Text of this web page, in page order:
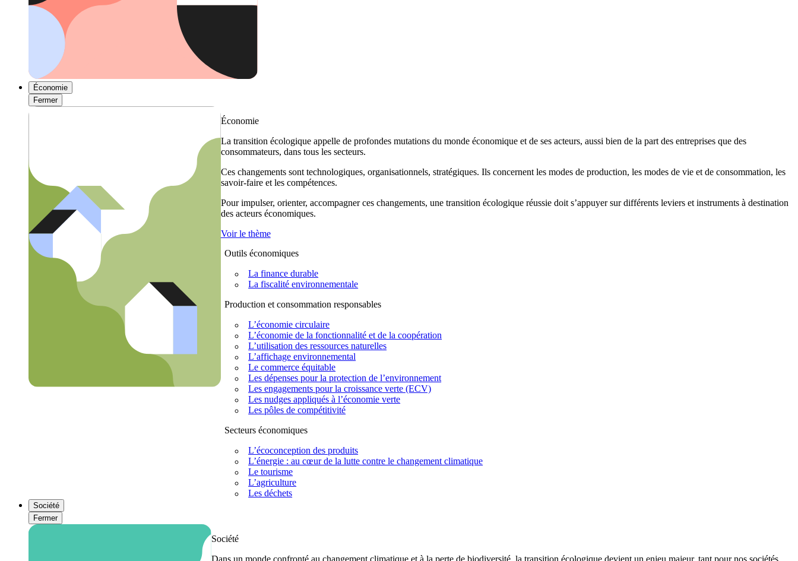
Économie
Fermer
Économie
La transition écologique appelle de profondes mutations du monde économique et de ses acteurs, aussi bien de la part des entreprises que des
consommateurs, dans tous les secteurs.
Ces changements sont technologiques, organisationnels, stratégiques. Ils concernent les modes de production, les modes de vie et de consommation, les
savoir-faire et les compétences.
Pour impulser, orienter, accompagner ces changements, une transition écologique réussie doit s’appuyer sur différents leviers et instruments à destination
des acteurs économiques.
Voir le thème
Outils économiques
La finance durable
La fiscalité environnementale
Production et consommation responsables
L’économie circulaire
L’économie de la fonctionnalité et de la coopération
L’utilisation des ressources naturelles
L’affichage environnemental
Le commerce équitable
Les dépenses pour la protection de l’environnement
Les engagements pour la croissance verte (ECV)
Les nudges appliqués à l’économie verte
Les pôles de compétitivité
Secteurs économiques
L’écoconception des produits
L’énergie : au cœur de la lutte contre le changement climatique
Le tourisme
L’agriculture
Les déchets
Société
Fermer
Société
Dans un monde confronté au changement climatique et à la perte de biodiversité, la transition écologique devient un enjeu majeur, tant pour nos sociétés